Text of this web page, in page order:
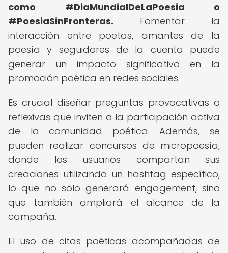
como #DiaMundialDeLaPoesia o
#PoesiaSinFronteras. Fomentar la
interacción entre poetas, amantes de la
poesía y seguidores de la cuenta puede
generar un impacto significativo en la
promoción poética en redes sociales.
Es crucial diseñar preguntas provocativas o
reflexivas que inviten a la participación activa
de la comunidad poética. Además, se
pueden realizar concursos de micropoesía,
donde los usuarios compartan sus
creaciones utilizando un hashtag específico,
lo que no solo generará engagement, sino
que también ampliará el alcance de la
campaña.
El uso de citas poéticas acompañadas de